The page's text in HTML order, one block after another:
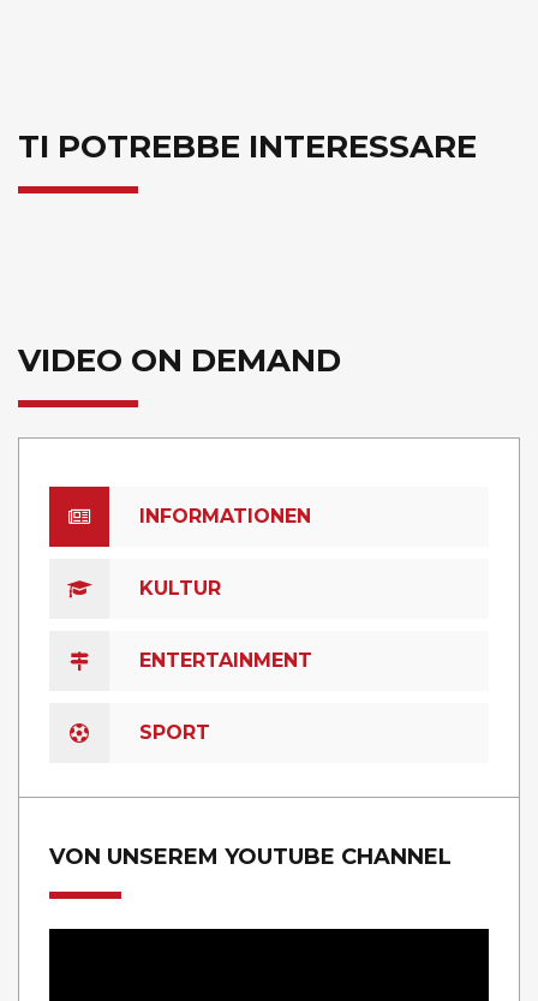
TI POTREBBE INTERESSARE
VIDEO ON DEMAND
INFORMATIONEN
KULTUR
ENTERTAINMENT
SPORT
VON UNSEREM YOUTUBE CHANNEL